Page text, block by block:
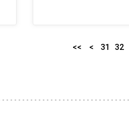
<< < 31 32